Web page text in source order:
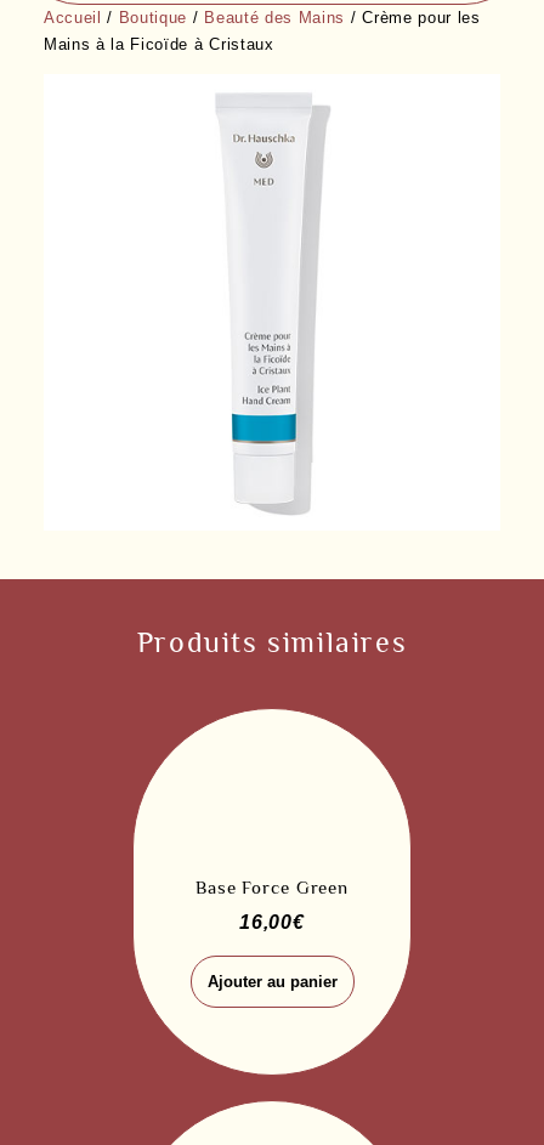
Accueil / Boutique / Beauté des Mains / Crème pour les
Mains à la Ficoïde à Cristaux
Produits similaires
Base Force Green
16,00€
Ajouter au panier